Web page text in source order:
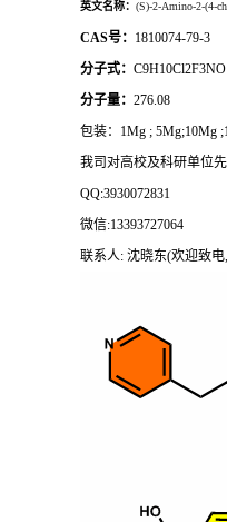
英文名称： (S)-2-Amino-2-(4-
CAS号： 1810074-79-3
分子式： C9H10Cl2F3NO
分子量： 276.08
包装： 1Mg ; 5Mg;10Mg
我司对高校及科研单位
QQ:3930072831
微信:13393727064
联系人: 沈晓东(欢迎致